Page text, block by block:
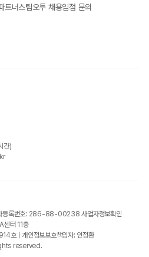
트너스팀오투 채용입점 문의
간)
자등록번호: 286-88-00238 사업자정보확인
센터 11층
호 | 개인정보보호책임자: 인정환
reserved.